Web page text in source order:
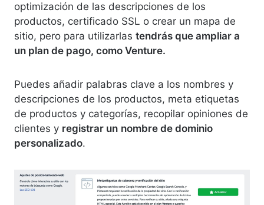
optimización de las descripciones de los
productos, certificado SSL o crear un mapa de
sitio, pero para utilizarlas tendrás que ampliar a
un plan de pago, como Venture.
Puedes añadir palabras clave a los nombres y
descripciones de los productos, meta etiquetas
de productos y categorías, recopilar opiniones de
clientes y registrar un nombre de dominio
personalizado.